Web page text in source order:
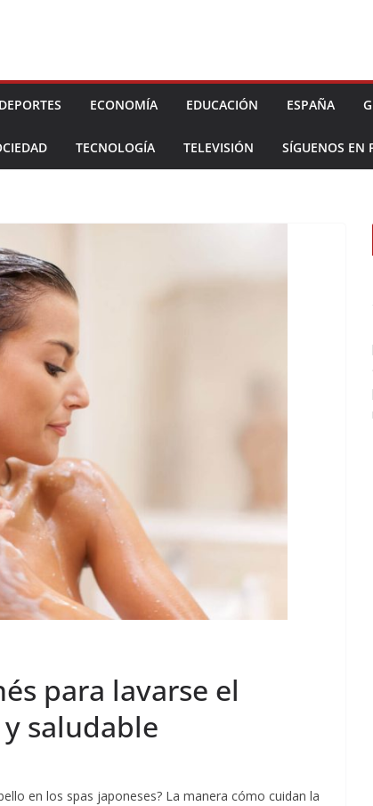
DEPORTES ECONOMÍA EDUCACIÓN ESPAÑA
TECNOLOGÍA TELEVISIÓN SÍGUENOS EN
para lavarse el
saludable
en los spas japoneses? La manera cómo cuidan la